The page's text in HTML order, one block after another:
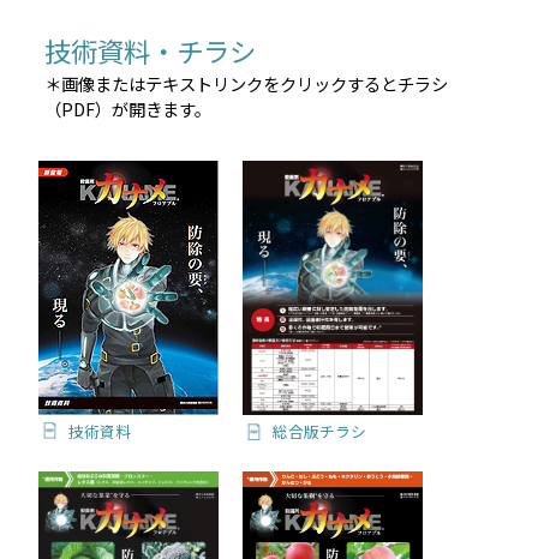
技術資料・チラシ
＊画像またはテキストリンクをクリックするとチラシ
（PDF）が開きます。
技術資料 総合版チラシ